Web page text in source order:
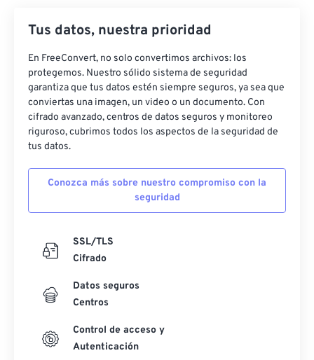
Tus datos, nuestra prioridad
En FreeConvert, no solo convertimos archivos: los
protegemos. Nuestro sólido sistema de seguridad
garantiza que tus datos estén siempre seguros, ya sea que
conviertas una imagen, un video o un documento. Con
cifrado avanzado, centros de datos seguros y monitoreo
riguroso, cubrimos todos los aspectos de la seguridad de
tus datos.
Conozca más sobre nuestro compromiso con la
seguridad
SSL/TLS
Cifrado
Datos seguros
Centros
Control de acceso y
Autenticación